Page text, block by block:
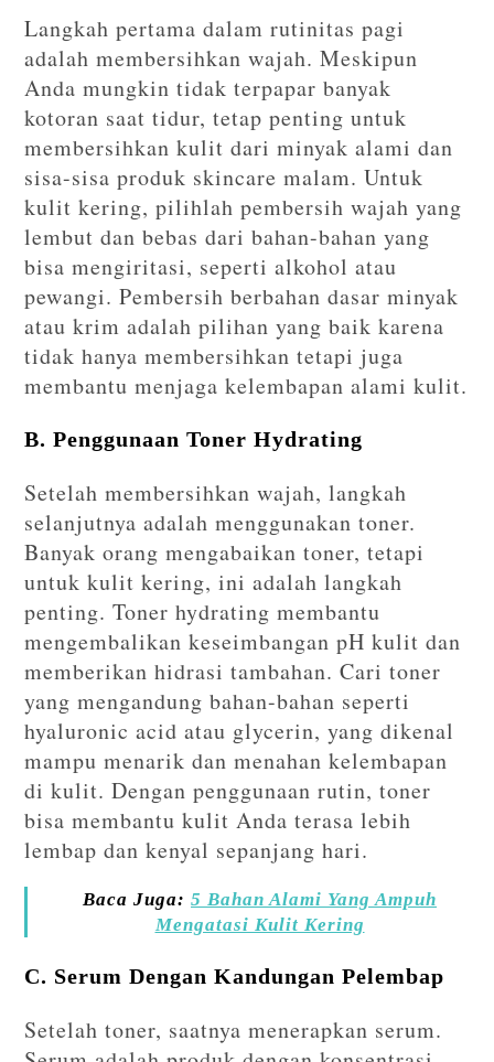
Langkah pertama dalam rutinitas pagi
adalah membersihkan wajah. Meskipun
Anda mungkin tidak terpapar banyak
kotoran saat tidur, tetap penting untuk
membersihkan kulit dari minyak alami dan
sisa-sisa produk skincare malam. Untuk
kulit kering, pilihlah pembersih wajah yang
lembut dan bebas dari bahan-bahan yang
bisa mengiritasi, seperti alkohol atau
pewangi. Pembersih berbahan dasar minyak
atau krim adalah pilihan yang baik karena
tidak hanya membersihkan tetapi juga
membantu menjaga kelembapan alami kulit.
B. Penggunaan Toner Hydrating
Setelah membersihkan wajah, langkah
selanjutnya adalah menggunakan toner.
Banyak orang mengabaikan toner, tetapi
untuk kulit kering, ini adalah langkah
penting. Toner hydrating membantu
mengembalikan keseimbangan pH kulit dan
memberikan hidrasi tambahan. Cari toner
yang mengandung bahan-bahan seperti
hyaluronic acid atau glycerin, yang dikenal
mampu menarik dan menahan kelembapan
di kulit. Dengan penggunaan rutin, toner
bisa membantu kulit Anda terasa lebih
lembap dan kenyal sepanjang hari.
Baca Juga: 5 Bahan Alami Yang Ampuh
Mengatasi Kulit Kering
C. Serum Dengan Kandungan Pelembap
Setelah toner, saatnya menerapkan serum.